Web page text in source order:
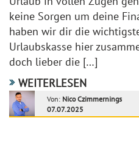
keine Sorgen um deine
haben wir dir die
Urlaubskasse hier
doch lieber die […]
WEITERLESEN
Von: Nico Czimmernings
07.07.2025